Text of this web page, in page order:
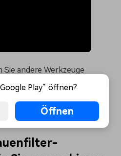
andere Werkzeuge
zu verändern/zu
und kreativeres
zeigen Ihnen eines dieser
Artikels.
Play“ öffnen?
Öffnen